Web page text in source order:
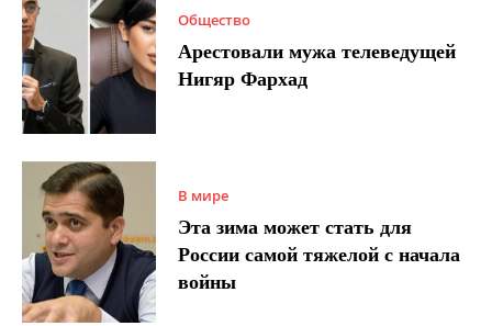
Общество
Арестовали мужа телеведущей
Нигяр Фархад
В мире
Эта зима может стать для
России самой тяжелой с начала
войны